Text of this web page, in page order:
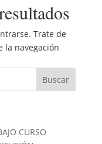
Trate de
la navegación
CURSO